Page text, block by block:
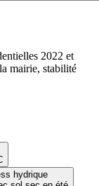
hydrique
2022 et
mairie, stabilité